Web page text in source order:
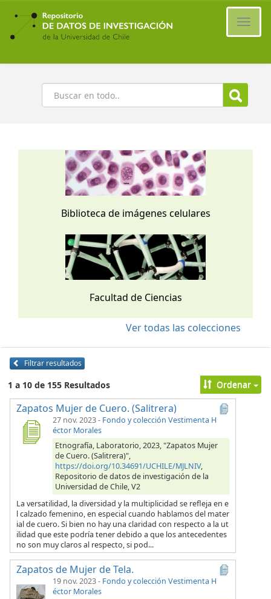
Ir
contenido
principal
Buscar
Biblioteca de imágenes celulares
Facultad de Ciencias
Ver todas las colecciones
Filtrar resultados
1 a 10 de 155 Resultados Ordenar
Zapatos Mujer de Cuero. (Salitrera)
27 nov. 2023- Fondo y colección Vestimenta H
éctor Morales
Etnografía, Laboratorio, 2023, "Zapatos Mujer
de Cuero. (Salitrera)",
https://doi.org/10.34691/UCHILE/MJLNIV,
Repositorio de datos de investigación de la
Universidad de Chile, V2
La versatilidad, la diversidad y la multiplicidad se refleja en e
l calzado femenino, en especial cuando hablamos del mater
ial de cuero. Si bien no hay una claridad con respecto a la ut
ilidad que este podría tener debido a que los antecedentes
no son muy claros al respecto, si pod...
Zapatos de Mujer de Tela.
19 nov. 2023- Fondo y colección Vestimenta H
éctor Morales